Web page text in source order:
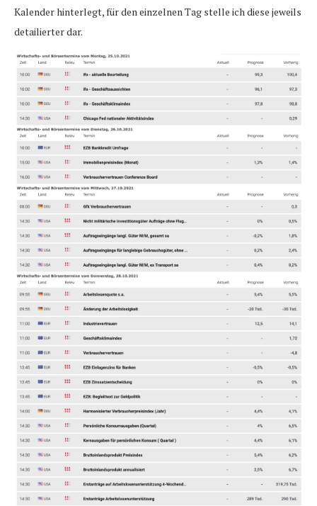
Kalender hinterlegt, für den einzelnen Tag stelle ich diese jeweils
detailierter dar.